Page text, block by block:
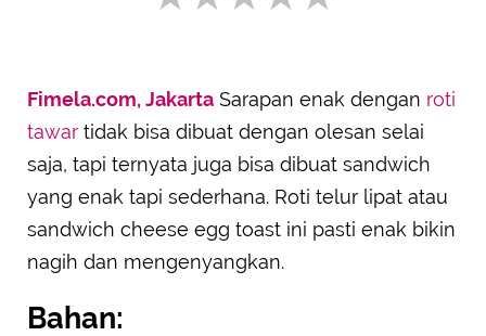
SUBMIT REVIEW
Fimela.com, Jakarta Sarapan enak dengan roti
tawar tidak bisa dibuat dengan olesan selai
saja, tapi ternyata juga bisa dibuat sandwich
yang enak tapi sederhana. Roti telur lipat atau
sandwich cheese egg toast ini pasti enak bikin
nagih dan mengenyangkan.
Bahan: